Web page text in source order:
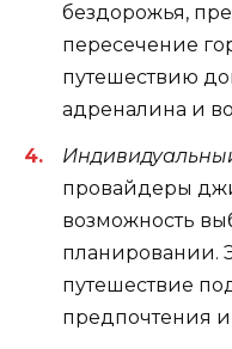
бездорожья,
пересечение
путешествию
адреналина и
провайдеры
возможность
планировании.
путешествие
предпочтения